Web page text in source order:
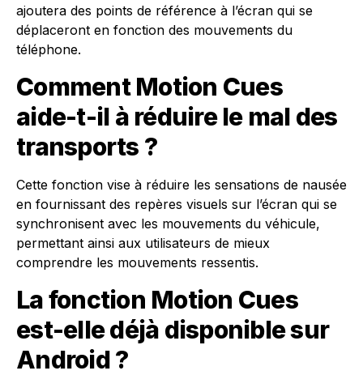
ajoutera des points de référence à l’écran qui se
déplaceront en fonction des mouvements du
téléphone.
Comment Motion Cues
aide-t-il à réduire le mal des
transports ?
Cette fonction vise à réduire les sensations de nausée
en fournissant des repères visuels sur l’écran qui se
synchronisent avec les mouvements du véhicule,
permettant ainsi aux utilisateurs de mieux
comprendre les mouvements ressentis.
La fonction Motion Cues
est-elle déjà disponible sur
Android ?